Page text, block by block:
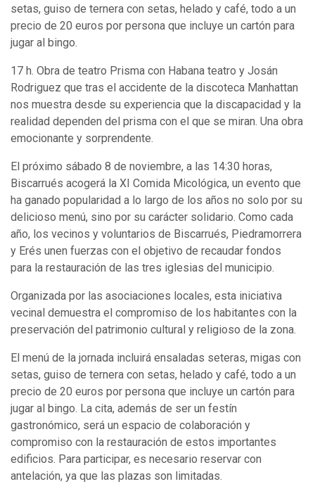
setas, guiso de ternera con setas, helado y café, todo a un
precio de 20 euros por persona que incluye un cartón para
jugar al bingo.
17 h. Obra de teatro Prisma con Habana teatro y Josán
Rodriguez que tras el accidente de la discoteca Manhattan
nos muestra desde su experiencia que la discapacidad y la
realidad dependen del prisma con el que se miran. Una obra
emocionante y sorprendente.
El próximo sábado 8 de noviembre, a las 14:30 horas,
Biscarrués acogerá la XI Comida Micológica, un evento que
ha ganado popularidad a lo largo de los años no solo por su
delicioso menú, sino por su carácter solidario. Como cada
año, los vecinos y voluntarios de Biscarrués, Piedramorrera
y Erés unen fuerzas con el objetivo de recaudar fondos
para la restauración de las tres iglesias del municipio.
Organizada por las asociaciones locales, esta iniciativa
vecinal demuestra el compromiso de los habitantes con la
preservación del patrimonio cultural y religioso de la zona.
El menú de la jornada incluirá ensaladas seteras, migas con
setas, guiso de ternera con setas, helado y café, todo a un
precio de 20 euros por persona que incluye un cartón para
jugar al bingo. La cita, además de ser un festín
gastronómico, será un espacio de colaboración y
compromiso con la restauración de estos importantes
edificios. Para participar, es necesario reservar con
antelación, ya que las plazas son limitadas.